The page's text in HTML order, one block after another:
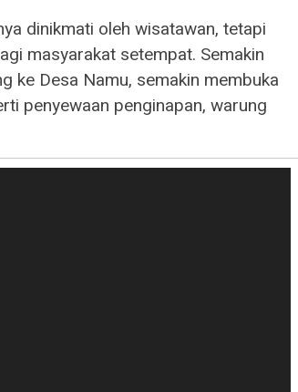
dinikmati oleh wisatawan, tetapi
masyarakat setempat. Semakin
ke Desa Namu, semakin membuka
penyewaan penginapan, warung